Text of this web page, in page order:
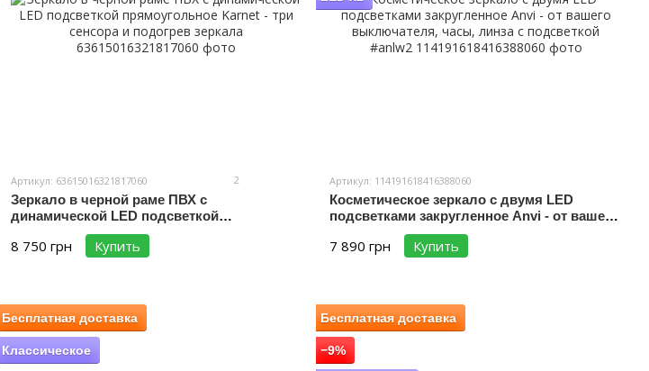
Артикул: 63615016321817060 2
Зеркало в черной раме ПВХ c
динамической LED подсветкой
прямоугольное Karnet - три сенсора и
подогрев зеркала
8 750 грн Купить
Артикул: 114191618416388060
Косметическое зеркало с двумя LED
подсветками закругленное Anvi - от вашего
выключателя, часы, линза с подсветкой
#anlw2
7 890 грн Купить
Бесплатная доставка
Классическое
Бесплатная доставка
−9%